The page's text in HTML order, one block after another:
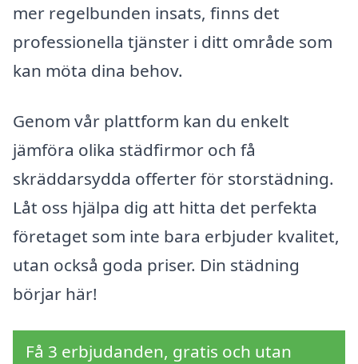
mer regelbunden insats, finns det
professionella tjänster i ditt område som
kan möta dina behov.
Genom vår plattform kan du enkelt
jämföra olika städfirmor och få
skräddarsydda offerter för storstädning.
Låt oss hjälpa dig att hitta det perfekta
företaget som inte bara erbjuder kvalitet,
utan också goda priser. Din städning
börjar här!
Få 3 erbjudanden, gratis och utan